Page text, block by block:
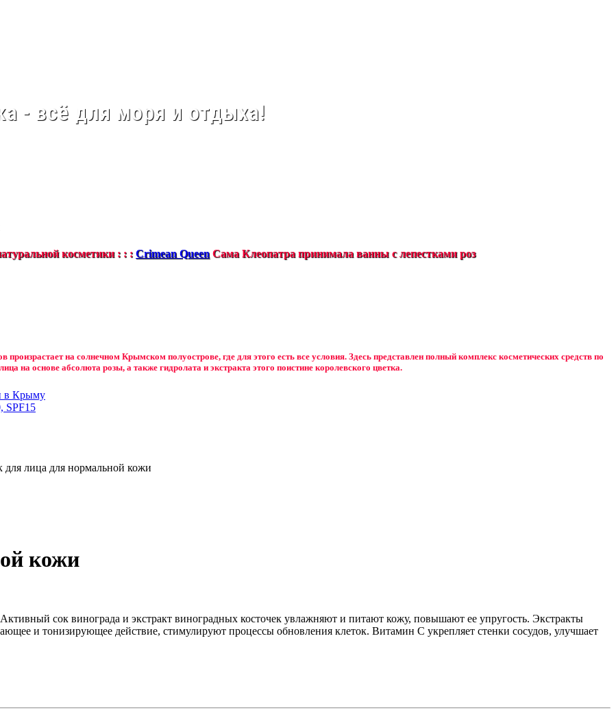
- всё для моря и отдыха!
косметики : : : Crimean Queen Сама Клеопатра принимала ванны с лепестками роз
на солнечном Крымском полуострове, где для этого есть все условия. Здесь представлен полный комплекс косметических средств по
на основе абсолюта розы, а также гидролата и экстракта этого поистине королевского цветка.
в Крыму
SPF15
для лица для нормальной кожи
кожи
сок винограда и экстракт виноградных косточек увлажняют и питают кожу, повышают ее упругость. Экстракты
и тонизирующее действие, стимулируют процессы обновления клеток. Витамин С укрепляет стенки сосудов, улучшает